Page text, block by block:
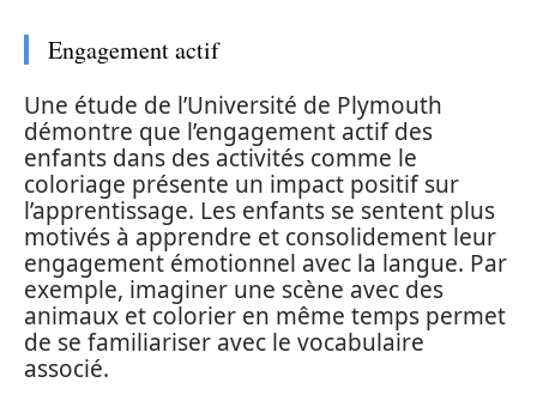
Engagement actif
Une étude de l’Université de Plymouth
démontre que l’engagement actif des
enfants dans des activités comme le
coloriage présente un impact positif sur
l’apprentissage. Les enfants se sentent plus
motivés à apprendre et consolidement leur
engagement émotionnel avec la langue. Par
exemple, imaginer une scène avec des
animaux et colorier en même temps permet
de se familiariser avec le vocabulaire
associé.